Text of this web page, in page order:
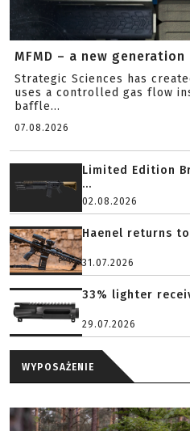
MFMD – a new
Strategic Sciences has
uses a controlled gas flow
baffle...
07.08.2026
Limited Edition
...
02.08.2026
Haenel returns
31.07.2026
33% lighter
29.07.2026
WYPOSAŻENIE